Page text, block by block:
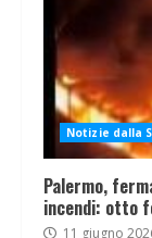
Notizie dalla
Palermo,
incendi: otto
11 giugno